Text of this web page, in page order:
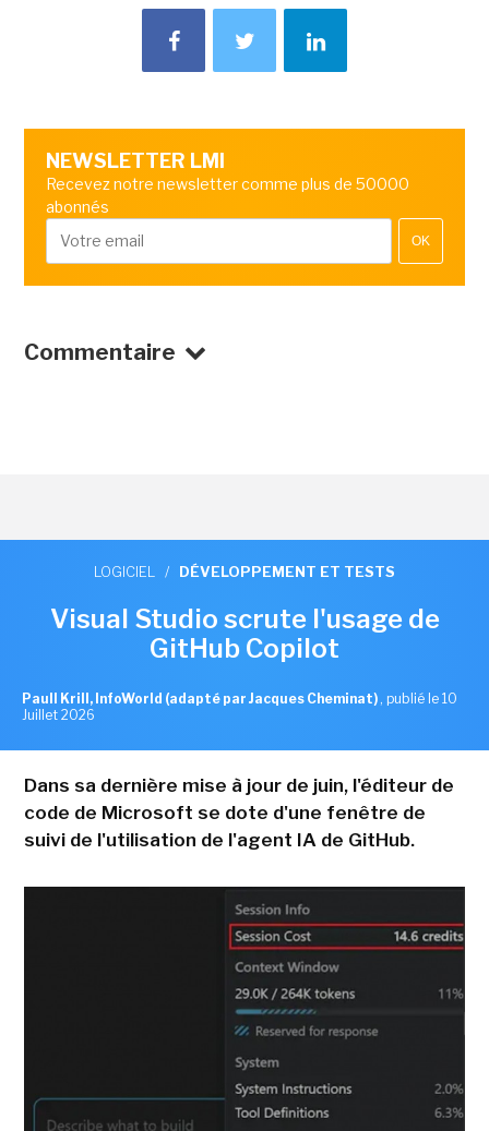
NEWSLETTER LMI
Recevez notre newsletter comme plus de 50000
abonnés
OK
Commentaire
LOGICIEL / DÉVELOPPEMENT ET TESTS
Visual Studio scrute l'usage de
GitHub Copilot
Paull Krill, InfoWorld (adapté par Jacques Cheminat) , publié le 10
Juillet 2026
Dans sa dernière mise à jour de juin, l'éditeur de
code de Microsoft se dote d'une fenêtre de
suivi de l'utilisation de l'agent IA de GitHub.